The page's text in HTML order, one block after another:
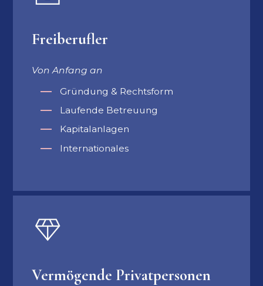
Freiberufler
Von Anfang an
Gründung & Rechtsform
Laufende Betreuung
Kapitalanlagen
Internationales
Vermögende Privatpersonen